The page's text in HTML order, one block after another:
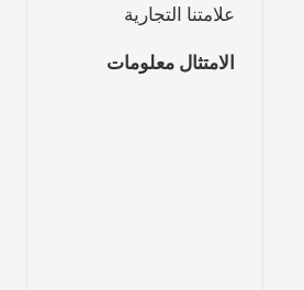
علامتنا التجارية
الامتثال معلومات